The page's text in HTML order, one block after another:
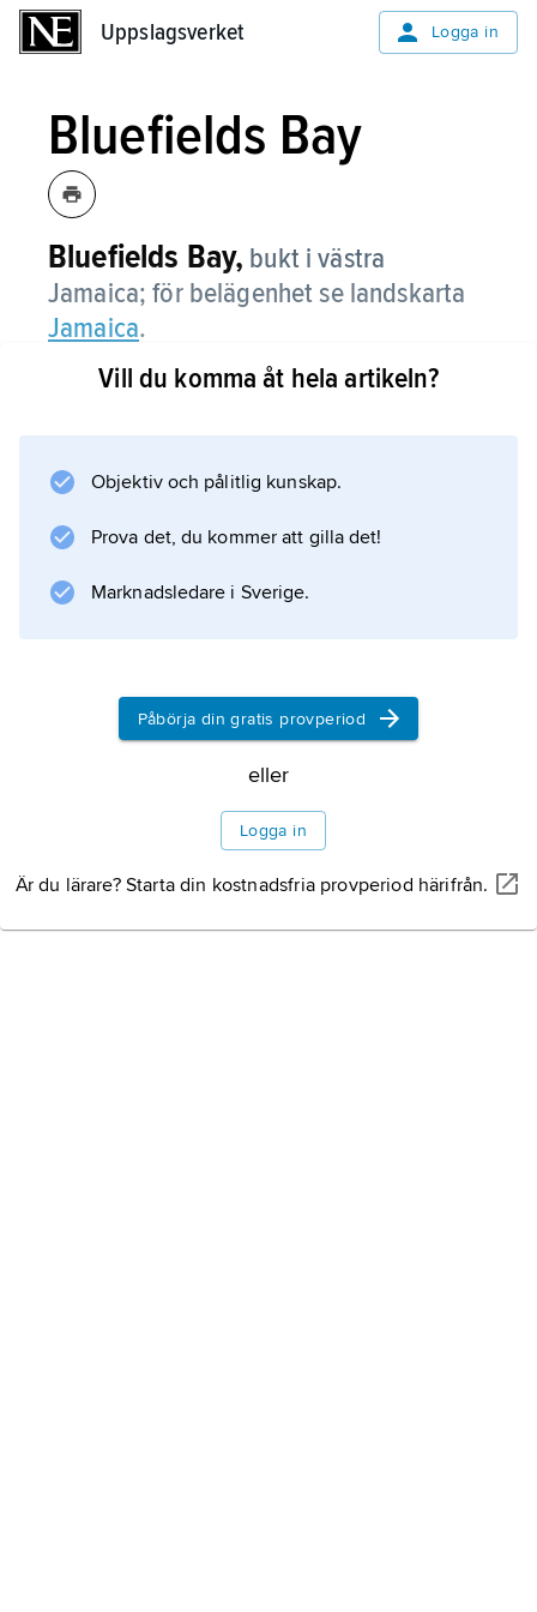
Uppslagsverket Logga in
Bluefields Bay
Bluefields Bay, bukt i västra
Jamaica; för belägenhet se landskarta
Jamaica.
Information om artikeln
Vill du komma åt hela artikeln?
Objektiv och pålitlig kunskap.
Prova det, du kommer att gilla det!
Marknadsledare i Sverige.
Påbörja din gratis provperiod
eller
Logga in
Är du lärare? Starta din kostnadsfria provperiod härifrån.